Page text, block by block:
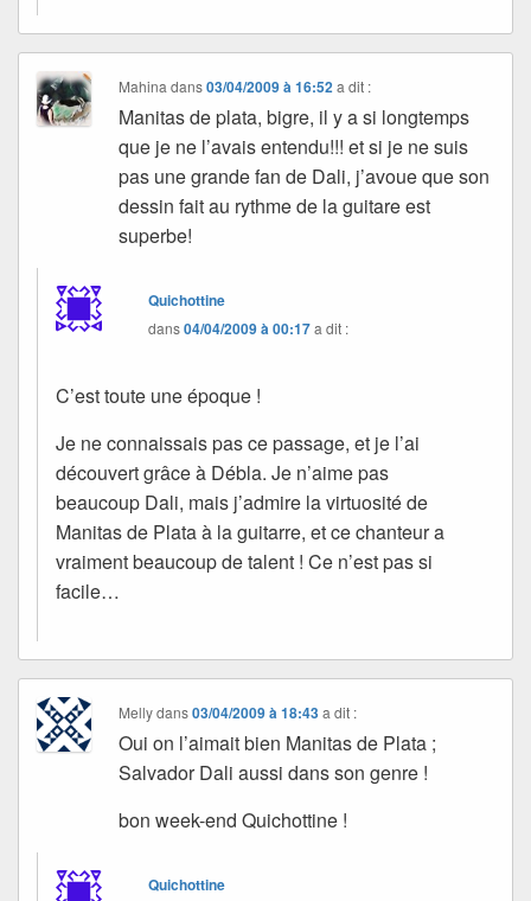
Mahinadans03/04/2009 à 16:52 a dit :
Manitas de plata, bigre, il y a si longtemps
que je ne l’avais entendu!!! et si je ne suis
pas une grande fan de Dali, j’avoue que son
dessin fait au rythme de la guitare est
superbe!
Quichottine
dans04/04/2009 à 00:17a dit :
C’est toute une époque !
Je ne connaissais pas ce passage, et je l’ai
découvert grâce à Débla. Je n’aime pas
beaucoup Dali, mais j’admire la virtuosité de
Manitas de Plata à la guitarre, et ce chanteur a
vraiment beaucoup de talent ! Ce n’est pas si
facile…
Mellydans03/04/2009 à 18:43 a dit :
Oui on l’aimait bien Manitas de Plata ;
Salvador Dali aussi dans son genre !
bon week-end Quichottine !
Quichottine